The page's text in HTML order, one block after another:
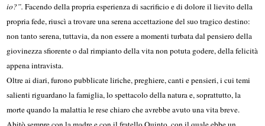
io?”.Facendo della propria esperienza di sacrificio e di dolore il lievito della
propria fede, riuscì a trovare una serena accettazione del suo tragico destino:
non tanto serena, tuttavia, da non essere a momenti turbata dal pensiero della
giovinezza sfiorente o dal rimpianto della vita non potuta godere, della felicità
appena intravista.
Oltre ai diari, furono pubblicate liriche, preghiere, canti e pensieri, i cui temi
salienti riguardano la famiglia, lo spettacolo della natura e, soprattutto, la
morte quando la malattia le rese chiaro che avrebbe avuto una vita breve.